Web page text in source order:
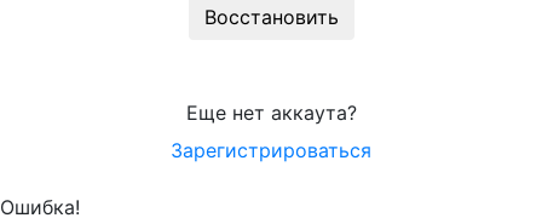
Восстановить
Еще нет аккаута?
Зарегистрироваться
Ошибка!